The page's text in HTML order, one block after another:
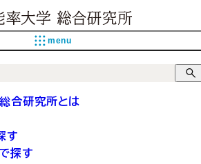
menu
合研究所とは
す
探す